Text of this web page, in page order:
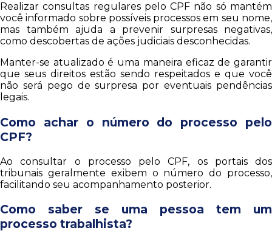
Realizar consultas regulares pelo CPF não só mantém
você informado sobre possíveis processos em seu nome,
mas também ajuda a prevenir surpresas negativas,
como descobertas de ações judiciais desconhecidas.
Manter-se atualizado é uma maneira eficaz de garantir
que seus direitos estão sendo respeitados e que você
não será pego de surpresa por eventuais pendências
legais.
Como achar o número do processo pelo
CPF?
Ao consultar o processo pelo CPF, os portais dos
tribunais geralmente exibem o número do processo,
facilitando seu acompanhamento posterior.
Como saber se uma pessoa tem um
processo trabalhista?